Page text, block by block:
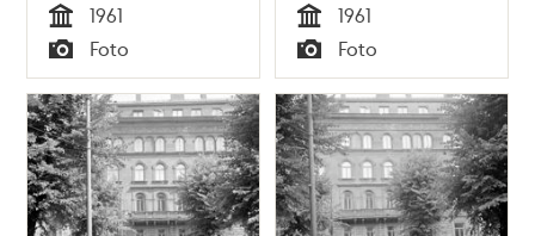
Tid
1961
Typ
Foto Tid
1961
Typ
Foto